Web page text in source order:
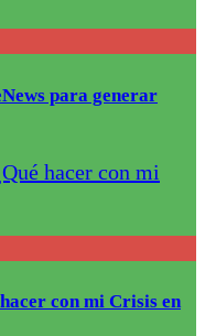
para generar
con mi Crisis en